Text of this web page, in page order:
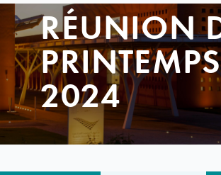
RÉUNION
PRINTEMPS
2024